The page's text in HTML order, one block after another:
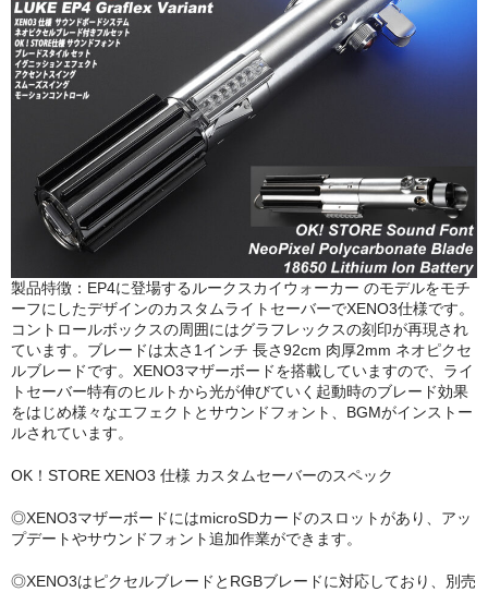
製品特徴：EP4に登場するルークスカイウォーカー のモデルをモチ
ーフにしたデザインのカスタムライトセーバーでXENO3仕様です。
コントロールボックスの周囲にはグラフレックスの刻印が再現され
ています。ブレードは太さ1インチ 長さ92cm 肉厚2mm ネオピクセ
ルブレードです。XENO3マザーボードを搭載していますので、ライ
トセーバー特有のヒルトから光が伸びていく起動時のブレード効果
をはじめ様々なエフェクトとサウンドフォント、BGMがインストー
ルされています。
OK！STORE XENO3 仕様 カスタムセーバーのスペック
◎XENO3マザーボードにはmicroSDカードのスロットがあり、アッ
プデートやサウンドフォント追加作業ができます。
◎XENO3はピクセルブレードとRGBブレードに対応しており、別売